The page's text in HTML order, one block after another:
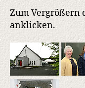
Zum Vergrößern
anklicken.